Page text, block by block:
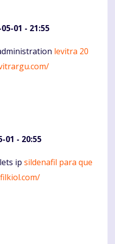
01 - 21:55
levitra 20
01 - 20:55
ip sildenafil para que